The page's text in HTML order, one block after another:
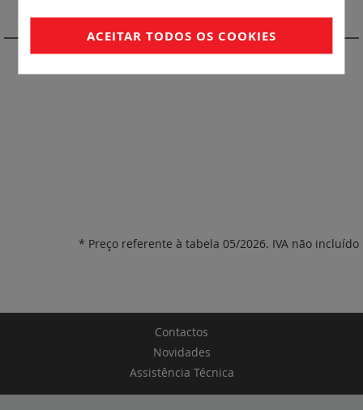
VIDEOS
* Preço referente à tabela 05/2026. IVA não incluído
Contactos
Novidades
Assistência Técnica
ACEITAR TODOS OS COOKIES